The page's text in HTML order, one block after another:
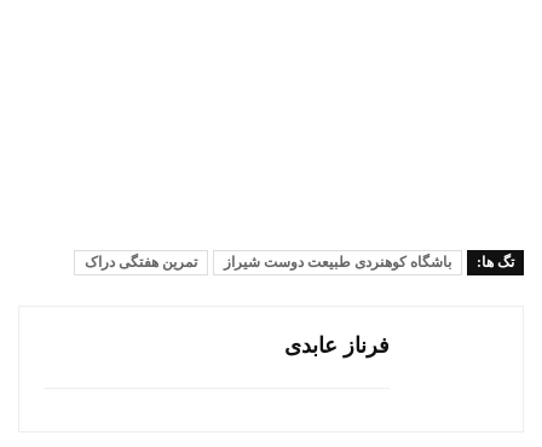
تگ ها: باشگاه کوهنردی طبیعت دوست شیراز تمرین هفتگی دراک
فرناز عابدی